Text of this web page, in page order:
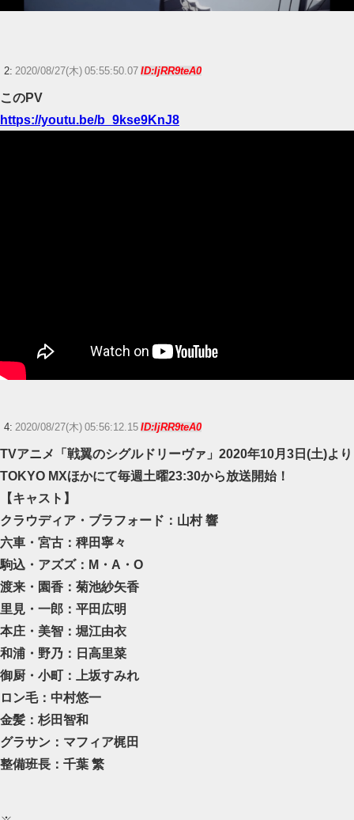
2: 2020/08/27(木) 05:55:50.07 ID:IjRR9teA0
このPV
https://youtu.be/b_9kse9KnJ8
4: 2020/08/27(木) 05:56:12.15 ID:IjRR9teA0
TVアニメ「戦翼のシグルドリーヴァ」2020年10月3日(土)より
TOKYO MXほかにて毎週土曜23:30から放送開始！
【キャスト】
クラウディア・ブラフォード：山村 響
六車・宮古：稗田寧々
駒込・アズズ：M・A・O
渡来・園香：菊池紗矢香
里見・一郎：平田広明
本庄・美智：堀江由衣
和浦・野乃：日高里菜
御厨・小町：上坂すみれ
ロン毛：中村悠一
金髪：杉田智和
グラサン：マフィア梶田
整備班長：千葉 繁